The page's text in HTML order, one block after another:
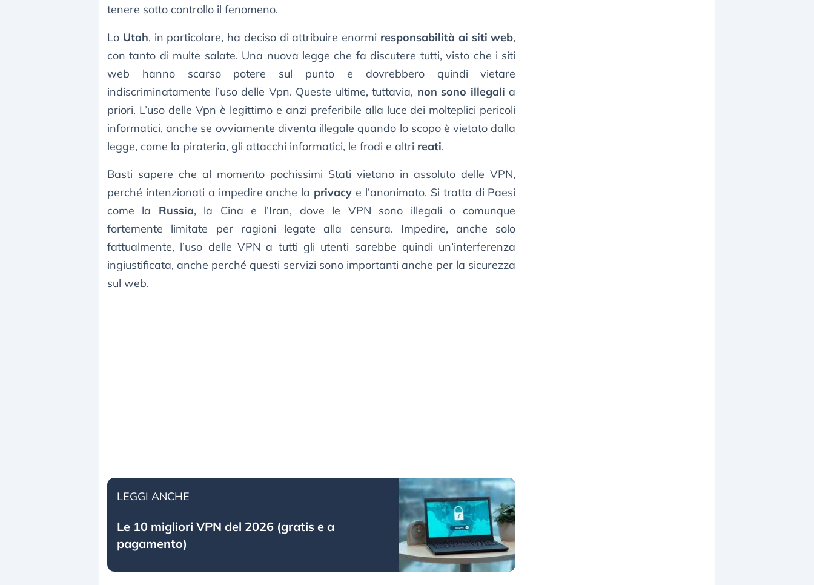
tenere sotto controllo il fenomeno.
Lo Utah, in particolare, ha deciso di attribuire enormi responsabilità ai siti web,
con tanto di multe salate. Una nuova legge che fa discutere tutti, visto che i siti
web hanno scarso potere sul punto e dovrebbero quindi vietare
indiscriminatamente l’uso delle Vpn. Queste ultime, tuttavia, non sono illegali a
priori. L’uso delle Vpn è legittimo e anzi preferibile alla luce dei molteplici pericoli
informatici, anche se ovviamente diventa illegale quando lo scopo è vietato dalla
legge, come la pirateria, gli attacchi informatici, le frodi e altri reati.
Basti sapere che al momento pochissimi Stati vietano in assoluto delle VPN,
perché intenzionati a impedire anche la privacy e l’anonimato. Si tratta di Paesi
come la Russia, la Cina e l’Iran, dove le VPN sono illegali o comunque
fortemente limitate per ragioni legate alla censura. Impedire, anche solo
fattualmente, l’uso delle VPN a tutti gli utenti sarebbe quindi un’interferenza
ingiustificata, anche perché questi servizi sono importanti anche per la sicurezza
sul web.
LEGGI ANCHE
Le 10 migliori VPN del 2026 (gratis e a
pagamento)